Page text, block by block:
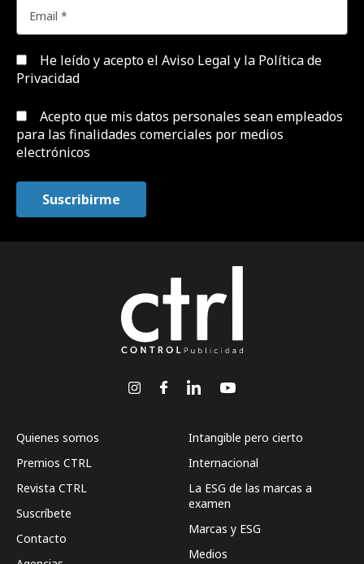
He leído y acepto el Aviso Legal y la Política de
Privacidad
Acepto que mis datos personales sean empleados
para las finalidades comerciales por medios
electrónicos
Quienes somos
Premios CTRL
Revista CTRL
Suscríbete
Contacto
Intangible pero cierto
Internacional
La ESG de las marcas a
examen
Marcas y ESG
Medios